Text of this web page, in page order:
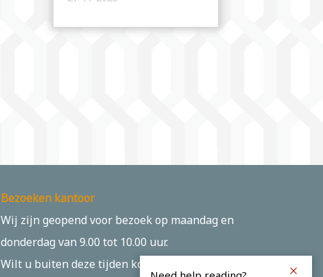
Bezoeken kantoor
Wij zijn geopend voor bezoek op maandag en
donderdag van 9.00 tot 10.00 uur.
Wilt u buiten deze tijden komen? Maak dan